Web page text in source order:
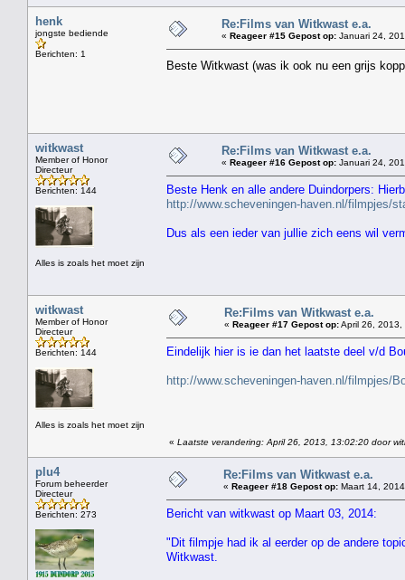
henk
jongste bediende
Berichten: 1
Re:Films van Witkwast e.a.
« Reageer #15 Gepost op: Januari 24,
Beste Witkwast (was ik ook nu een grijs
witkwast
Member of Honor
Directeur
Berichten: 144
Alles is zoals het moet zijn
Re:Films van Witkwast e.a.
« Reageer #16 Gepost op: Januari 24,
Beste Henk en alle andere Duindorpers:
http://www.scheveningen-haven.nl/filmpjes/
Dus als een ieder van jullie zich eens wil
witkwast
Member of Honor
Directeur
Berichten: 144
Alles is zoals het moet zijn
Re:Films van Witkwast e.a.
« Reageer #17 Gepost op:April 26, 2013,
Eindelijk hier is ie dan het laatste deel v/d
http://www.scheveningen-haven.nl/filmpjes/
« Laatste verandering: April 26, 2013, 13:02:20 door
plu4
Forum beheerder
Directeur
Berichten: 273
Re:Films van Witkwast e.a.
« Reageer #18 Gepost op: Maart 14,
Bericht van witkwast op Maart 03, 2014:
"Dit filmpje had ik al eerder op de andere
Witkwast.